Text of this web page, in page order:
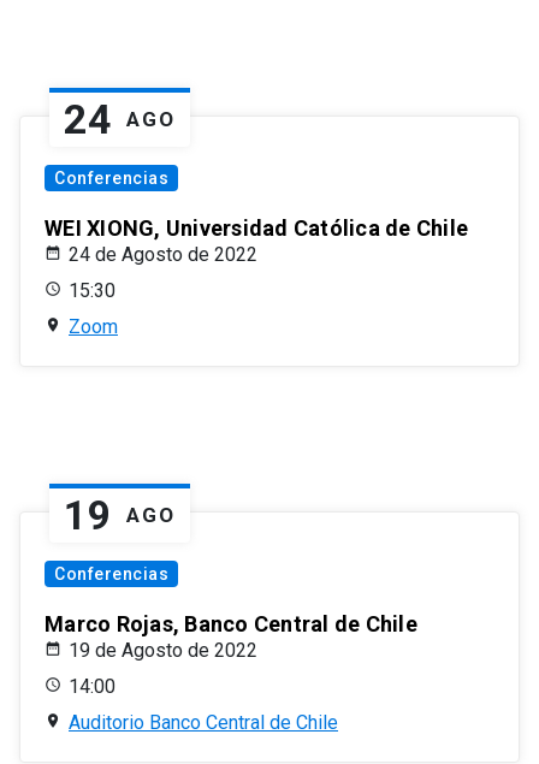
24 AGO
Conferencias
WEI XIONG, Universidad Católica de Chile
24 de Agosto de 2022
15:30
Zoom
19 AGO
Conferencias
Marco Rojas, Banco Central de Chile
19 de Agosto de 2022
14:00
Auditorio Banco Central de Chile